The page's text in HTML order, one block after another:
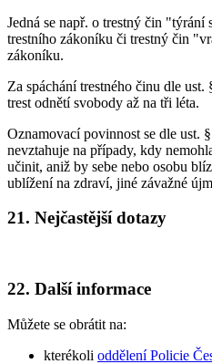
Jedná se např. o trestný čin "týrání
trestního zákoníku či trestný čin
zákoníku.
Za spáchání trestného činu dle
trest odnětí svobody až na tři léta.
Oznamovací povinnost se dle ust.
nevztahuje na případy, kdy
učinit, aniž by sebe nebo osobu
ublížení na zdraví, jiné závažné
21. Nejčastější dotazy
22. Další informace
Můžete se obrátit na:
kterékoli oddělení Policie